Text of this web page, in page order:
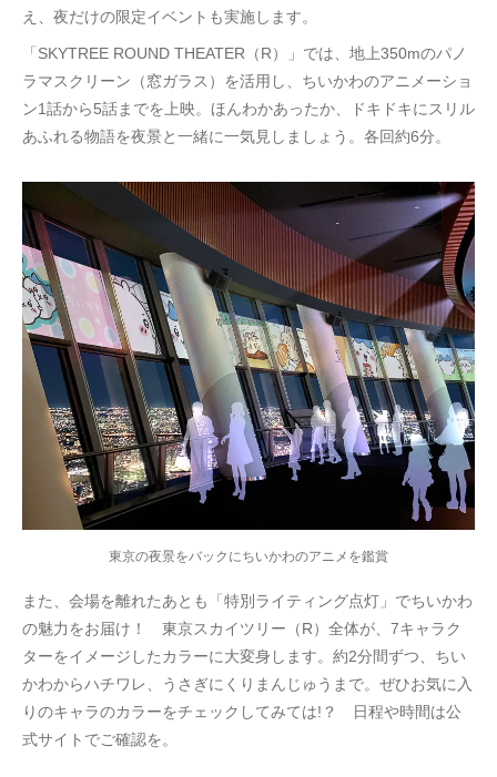
え、夜だけの限定イベントも実施します。
「SKYTREE ROUND THEATER（R）」では、地上350mのパノ
ラマスクリーン（窓ガラス）を活用し、ちいかわのアニメーショ
ン1話から5話までを上映。ほんわかあったか、ドキドキにスリル
あふれる物語を夜景と一緒に一気見しましょう。各回約6分。
東京の夜景をバックにちいかわのアニメを鑑賞
また、会場を離れたあとも「特別ライティング点灯」でちいかわ
の魅力をお届け！ 東京スカイツリー（R）全体が、7キャラク
ターをイメージしたカラーに大変身します。約2分間ずつ、ちい
かわからハチワレ、うさぎにくりまんじゅうまで。ぜひお気に入
りのキャラのカラーをチェックしてみては!？ 日程や時間は公
式サイトでご確認を。